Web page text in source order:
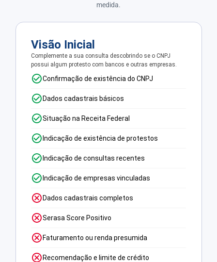
medida.
Visão Inicial
Complemente a sua consulta descobrindo se o CNPJ
possui algum protesto com bancos e outras empresas.
Confirmação de existência do CNPJ
Dados cadastrais básicos
Situação na Receita Federal
Indicação de existência de protestos
Indicação de consultas recentes
Indicação de empresas vinculadas
Dados cadastrais completos
Serasa Score Positivo
Faturamento ou renda presumida
Recomendação e limite de crédito